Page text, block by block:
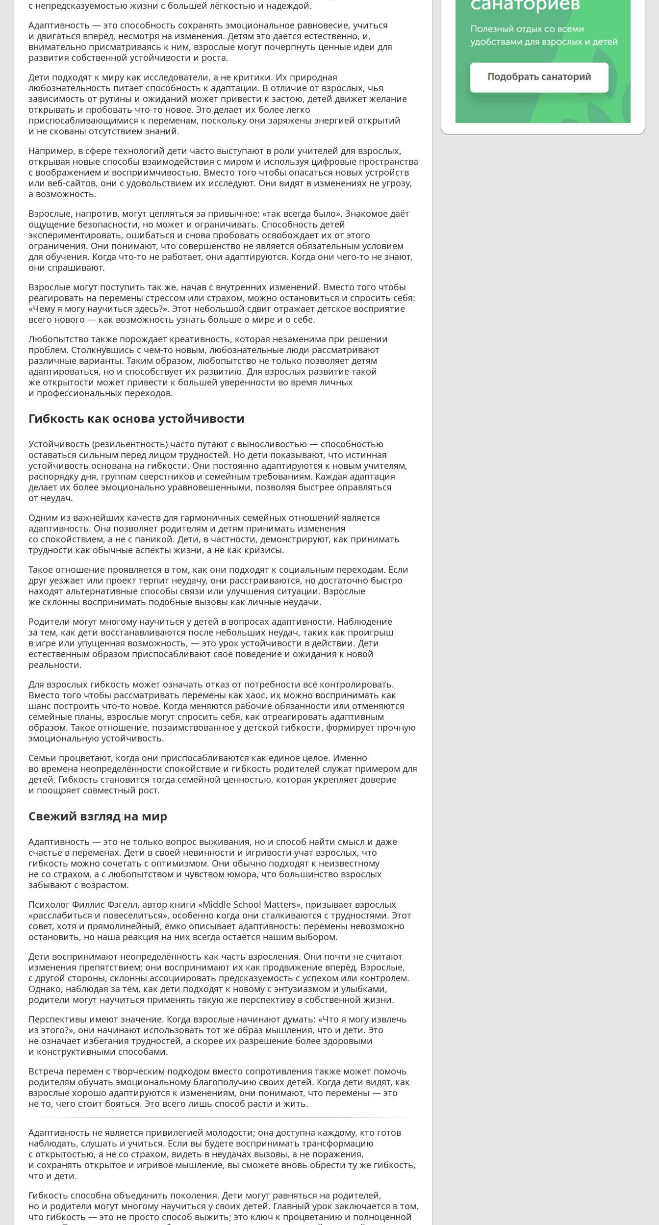
с непредсказуемостью жизни с большей лёгкостью и надеждой.
Адаптивность — это способность сохранять эмоциональное равновесие, учиться
и двигаться вперёд, несмотря на изменения. Детям это даётся естественно, и,
внимательно присматриваясь к ним, взрослые могут почерпнуть ценные идеи для
развития собственной устойчивости и роста.
Дети подходят к миру как исследователи, а не критики. Их природная
любознательность питает способность к адаптации. В отличие от взрослых, чья
зависимость от рутины и ожиданий может привести к застою, детей движет желание
открывать и пробовать что-то новое. Это делает их более легко
приспосабливающимися к переменам, поскольку они заряжены энергией открытий
и не скованы отсутствием знаний.
Например, в сфере технологий дети часто выступают в роли учителей для взрослых,
открывая новые способы взаимодействия с миром и используя цифровые пространства
с воображением и восприимчивостью. Вместо того чтобы опасаться новых устройств
или веб-сайтов, они с удовольствием их исследуют. Они видят в изменениях не угрозу,
а возможность.
Взрослые, напротив, могут цепляться за привычное: «так всегда было». Знакомое даёт
ощущение безопасности, но может и ограничивать. Способность детей
экспериментировать, ошибаться и снова пробовать освобождает их от этого
ограничения. Они понимают, что совершенство не является обязательным условием
для обучения. Когда что-то не работает, они адаптируются. Когда они чего-то не знают,
они спрашивают.
Взрослые могут поступить так же, начав с внутренних изменений. Вместо того чтобы
реагировать на перемены стрессом или страхом, можно остановиться и спросить себя:
«Чему я могу научиться здесь?». Этот небольшой сдвиг отражает детское восприятие
всего нового — как возможность узнать больше о мире и о себе.
Любопытство также порождает креативность, которая незаменима при решении
проблем. Столкнувшись с чем-то новым, любознательные люди рассматривают
различные варианты. Таким образом, любопытство не только позволяет детям
адаптироваться, но и способствует их развитию. Для взрослых развитие такой
же открытости может привести к большей уверенности во время личных
и профессиональных переходов.
Гибкость как основа устойчивости
Устойчивость (резильентность) часто путают с выносливостью — способностью
оставаться сильным перед лицом трудностей. Но дети показывают, что истинная
устойчивость основана на гибкости. Они постоянно адаптируются к новым учителям,
распорядку дня, группам сверстников и семейным требованиям. Каждая адаптация
делает их более эмоционально уравновешенными, позволяя быстрее оправляться
от неудач.
Одним из важнейших качеств для гармоничных семейных отношений является
адаптивность. Она позволяет родителям и детям принимать изменения
со спокойствием, а не с паникой. Дети, в частности, демонстрируют, как принимать
трудности как обычные аспекты жизни, а не как кризисы.
Такое отношение проявляется в том, как они подходят к социальным переходам. Если
друг уезжает или проект терпит неудачу, они расстраиваются, но достаточно быстро
находят альтернативные способы связи или улучшения ситуации. Взрослые
же склонны воспринимать подобные вызовы как личные неудачи.
Родители могут многому научиться у детей в вопросах адаптивности. Наблюдение
за тем, как дети восстанавливаются после небольших неудач, таких как проигрыш
в игре или упущенная возможность, — это урок устойчивости в действии. Дети
естественным образом приспосабливают своё поведение и ожидания к новой
реальности.
Для взрослых гибкость может означать отказ от потребности всё контролировать.
Вместо того чтобы рассматривать перемены как хаос, их можно воспринимать как
шанс построить что-то новое. Когда меняются рабочие обязанности или отменяются
семейные планы, взрослые могут спросить себя, как отреагировать адаптивным
образом. Такое отношение, позаимствованное у детской гибкости, формирует прочную
эмоциональную устойчивость.
Семьи процветают, когда они приспосабливаются как единое целое. Именно
во времена неопределённости спокойствие и гибкость родителей служат примером для
детей. Гибкость становится тогда семейной ценностью, которая укрепляет доверие
и поощряет совместный рост.
Свежий взгляд на мир
Адаптивность — это не только вопрос выживания, но и способ найти смысл и даже
счастье в переменах. Дети в своей невинности и игривости учат взрослых, что
гибкость можно сочетать с оптимизмом. Они обычно подходят к неизвестному
не со страхом, а с любопытством и чувством юмора, что большинство взрослых
забывают с возрастом.
Психолог Филлис Фэгелл, автор книги «Middle School Matters», призывает взрослых
«расслабиться и повеселиться», особенно когда они сталкиваются с трудностями. Этот
совет, хотя и прямолинейный, ёмко описывает адаптивность: перемены невозможно
остановить, но наша реакция на них всегда остаётся нашим выбором.
Дети воспринимают неопределённость как часть взросления. Они почти не считают
изменения препятствием; они воспринимают их как продвижение вперёд. Взрослые,
с другой стороны, склонны ассоциировать предсказуемость с успехом или контролем.
Однако, наблюдая за тем, как дети подходят к новому с энтузиазмом и улыбками,
родители могут научиться применять такую же перспективу в собственной жизни.
Перспективы имеют значение. Когда взрослые начинают думать: «Что я могу извлечь
из этого?», они начинают использовать тот же образ мышления, что и дети. Это
не означает избегания трудностей, а скорее их разрешение более здоровыми
и конструктивными способами.
Встреча перемен с творческим подходом вместо сопротивления также может помочь
родителям обучать эмоциональному благополучию своих детей. Когда дети видят, как
взрослые хорошо адаптируются к изменениям, они понимают, что перемены — это
не то, чего стоит бояться. Это всего лишь способ расти и жить.
Адаптивность не является привилегией молодости; она доступна каждому, кто готов
наблюдать, слушать и учиться. Если вы будете воспринимать трансформацию
с открытостью, а не со страхом, видеть в неудачах вызовы, а не поражения,
и сохранять открытое и игривое мышление, вы сможете вновь обрести ту же гибкость,
что и дети.
Гибкость способна объединить поколения. Дети могут равняться на родителей,
но и родители могут многому научиться у своих детей. Главный урок заключается в том,
что гибкость — это не просто способ выжить; это ключ к процветанию и полноценной